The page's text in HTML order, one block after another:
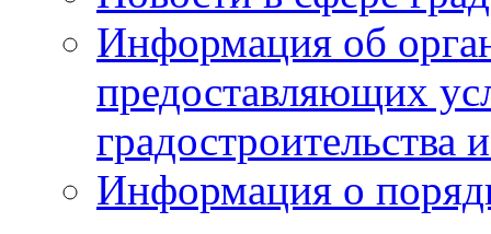
Информация об
предоставляющих
градостроительства
Информация о